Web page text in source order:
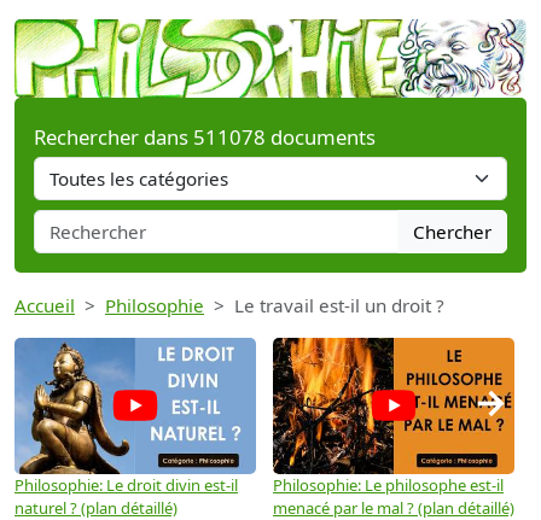
Rechercher dans 511078 documents
Chercher
Accueil Philosophie Le travail est-il un droit ?
Philosophie: Le droit divin est-il
naturel ? (plan détaillé)
Philosophie: Le philosophe est-il
menacé par le mal ? (plan détaillé)
→